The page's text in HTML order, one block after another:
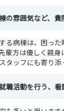
の雰囲気など、貴
る病棟は、困っ
輩方は優しく親
タッフにも寄り添
職活動を行う、